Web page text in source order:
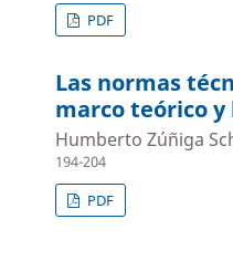
PDF
Las normas
marco teórico y
Humberto Zúñiga
194-204
PDF